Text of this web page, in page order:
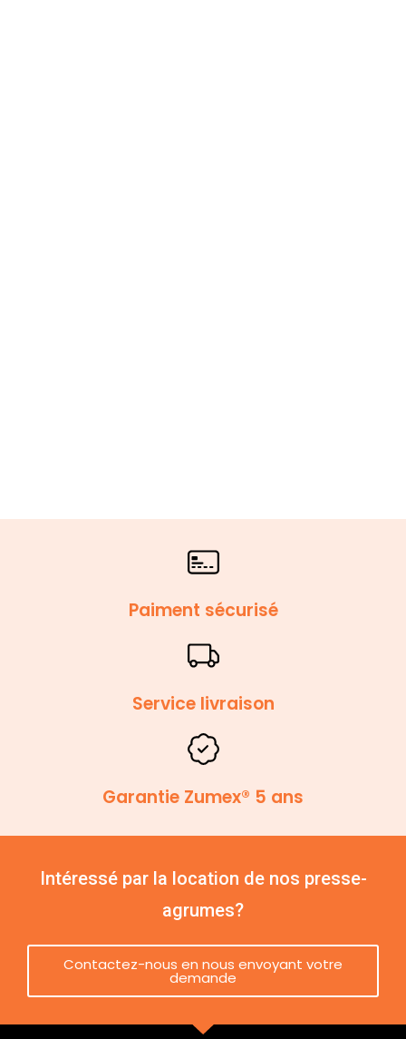
Paiment sécurisé
Service livraison
Garantie Zumex® 5 ans
Intéressé par la location de nos presse-
agrumes?
Contactez-nous en nous envoyant votre
demande